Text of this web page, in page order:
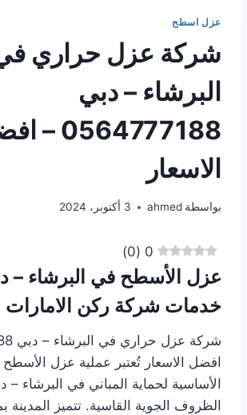
عزل اسطح
شركة عزل حراري
البرشاء – دبي
0564777188
الاسعار
بواسطة ahmed 3 أكتوبر، 2024
0
(
0
)
عزل الأسطح في البرشاء –
خدمات شركة ركن الامارات
افضل الاسعار تُعتبر عملية عزل
الأساسية لحماية المباني في البرشاء
الظروف الجوية القاسية. تتميز المدينة